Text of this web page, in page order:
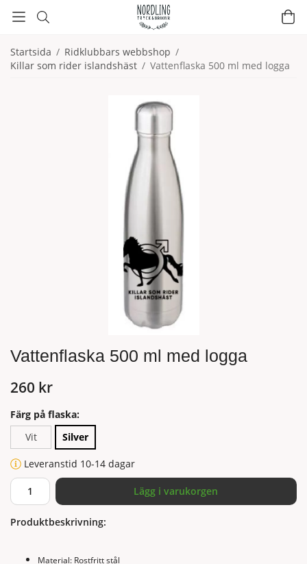
Startsida / Ridklubbars webbshop /
Killar som rider islandshäst / Vattenflaska 500 ml med logga
Vattenflaska 500 ml med logga
260 kr
Färg på flaska:
Vit
Silver
Leveranstid 10-14 dagar
Lägg i varukorgen
Produktbeskrivning:
Material: Rostfritt stål